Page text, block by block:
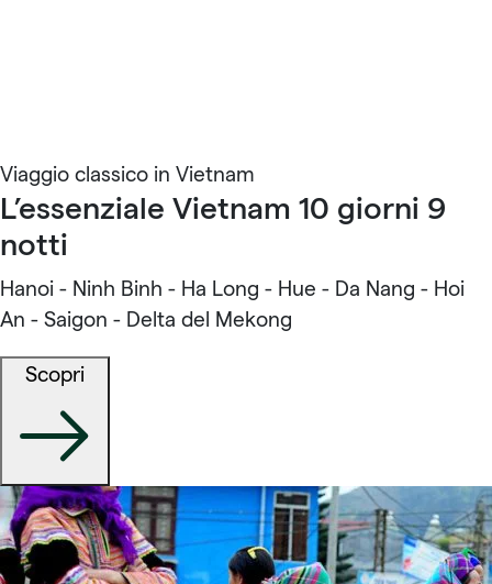
Viaggio classico in Vietnam
L’essenziale Vietnam 10 giorni 9
notti
Hanoi - Ninh Binh - Ha Long - Hue - Da Nang - Hoi
An - Saigon - Delta del Mekong
Scopri